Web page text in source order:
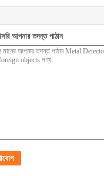
আপনার তদন্ত পাঠান